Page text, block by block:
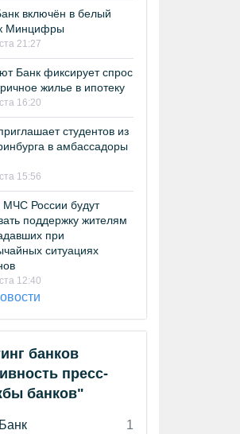
включён в белый
Минцифры
21:27
Банк фиксирует спрос
жилье в ипотеку
16:20
студентов из
в амбассадоры
15:56
России будут
поддержку жителям
при
ситуациях
12:40
банков
пресс-
банков"
1